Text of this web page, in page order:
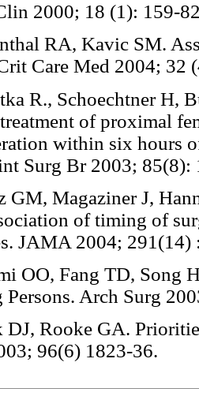
2000; 18 (1): 159-
RA, Kavic SM.
Care Med 2004; 32
R., Schoechtner H,
of proximal
within six hours
Surg Br 2003; 85(8):
GM, Magaziner J,
of timing of
JAMA 2004; 291(14)
OO, Fang TD, Song
Arch Surg
DJ, Rooke GA.
96(6) 1823-36.